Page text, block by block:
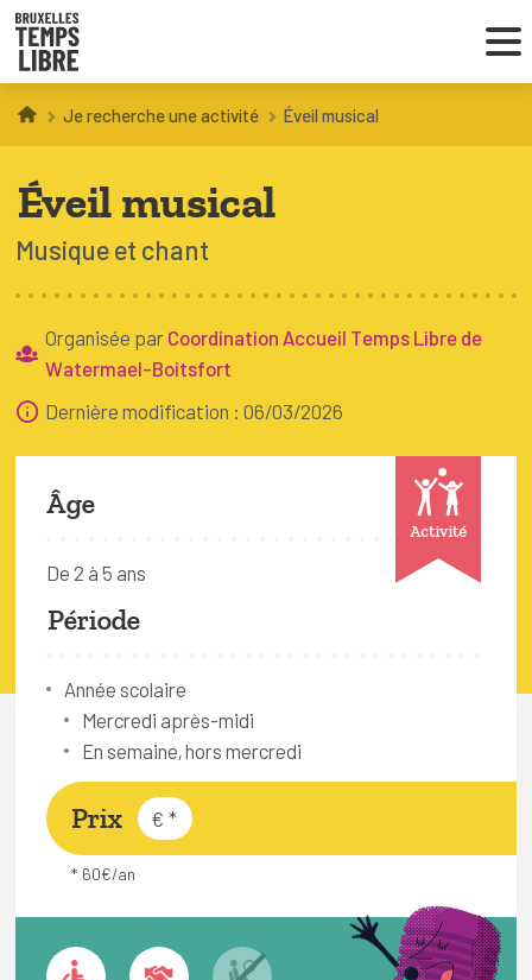
Infos parents
Droit au loisir
Coordinations ATL
VOUS CHERCHEZ DES ACTIVITÉS
À BRUXELLES
Bruxelles Temps Libre
Je recherche une activité Éveil musical
Éveil musical
Musique et chant
Organisée par Coordination Accueil Temps Libre de
Watermael-Boitsfort
Dernière modification : 06/03/2026
Activité
Âge
De 2 à 5 ans
Période
Année scolaire
Mercredi après-midi
En semaine, hors mercredi
Prix € *
* 60€/an